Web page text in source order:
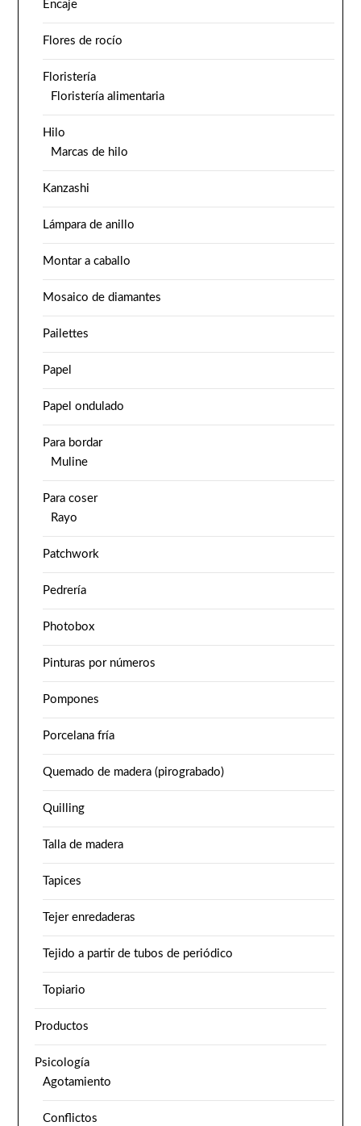
Encaje
Flores de rocío
Floristería
Floristería alimentaria
Hilo
Marcas de hilo
Kanzashi
Lámpara de anillo
Montar a caballo
Mosaico de diamantes
Pailettes
Papel
Papel ondulado
Para bordar
Muline
Para coser
Rayo
Patchwork
Pedrería
Photobox
Pinturas por números
Pompones
Porcelana fría
Quemado de madera (pirograbado)
Quilling
Talla de madera
Tapices
Tejer enredaderas
Tejido a partir de tubos de periódico
Topiario
Productos
Psicología
Agotamiento
Conflictos